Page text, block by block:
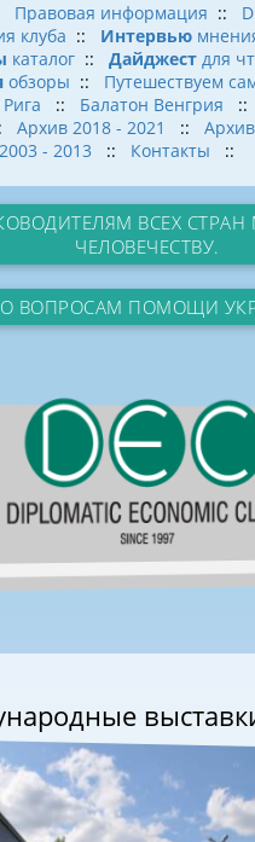
Правовая информация ::
клуба :: Интервью
каталог :: Дайджест для
обзоры :: Путешествуем
:: Балатон Венгрия ::
Архив 2018 - 2021 ::
- 2013 :: Контакты ::
ВСЕХ СТРАН
ЧЕЛОВЕЧЕСТВУ.
ВОПРОСАМ ПОМОЩИ